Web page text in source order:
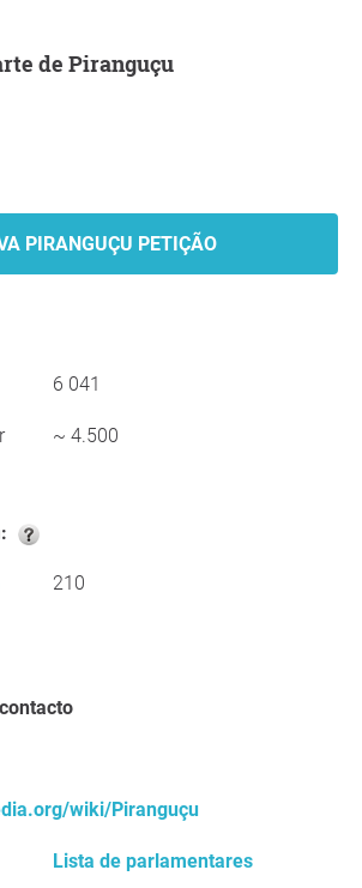
de Piranguçu
PIRANGUÇU PETIÇÃO
6 041
~ 4.500
210
wiki/Piranguçu
Lista de parlamentares